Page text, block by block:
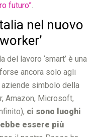
futuro”.
nel nuovo
del lavoro ‘smart’ è una
ancora solo agli
aziende simbolo della
Amazon, Microsoft,
ci sono luoghi
essere più